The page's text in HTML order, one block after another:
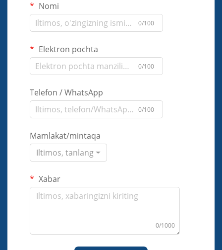
Nomi
0/100
Elektron pochta
0/100
Telefon / WhatsApp
0/100
Mamlakat/mintaqa
Iltimos, tanlang
Xabar
0/1000